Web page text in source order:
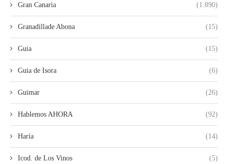
Gran Canaria (1.890)
Granadillade Abona (15)
Guia (15)
Guia de Isora (6)
Guimar (26)
Hablemos AHORA (92)
Haría (14)
Icod. de Los Vinos (5)